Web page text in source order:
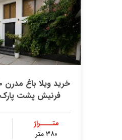
فرنیش پشت پارک
متــــراژ
۳۸۰ متر